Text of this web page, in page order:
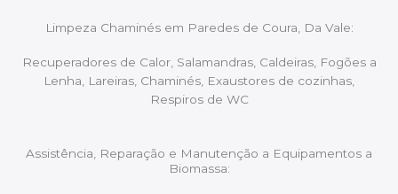
Limpeza Chaminés em Paredes de Coura, Da Vale:
Recuperadores de Calor, Salamandras, Caldeiras, Fogões a
Lenha, Lareiras, Chaminés, Exaustores de cozinhas,
Respiros de WC
Assistência, Reparação e Manutenção a Equipamentos a
Biomassa: